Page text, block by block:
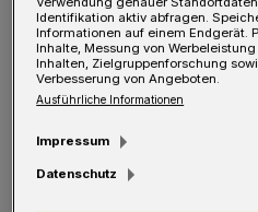
Identifikation aktiv abfragen.
Informationen auf einem Endgerät.
Inhalte, Messung von
Inhalten, Zielgruppenforschung
Verbesserung von Angeboten.
Ausführliche Informationen
Impressum
Datenschutz